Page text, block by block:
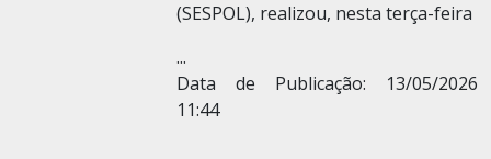
(SESPOL), realizou, nesta terça-feira
...
Data de Publicação: 13/05/2026
11:44